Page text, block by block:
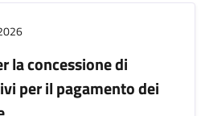
la concessione di
per il pagamento dei